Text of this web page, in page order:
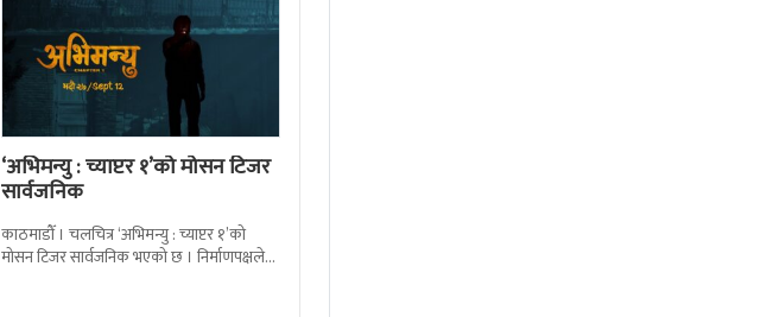
‘अभिमन्यु : च्याप्टर १’को मोसन टिजर
सार्वजनिक
काठमाडौँ । चलचित्र ‘अभिमन्यु : च्याप्टर १’को
मोसन टिजर सार्वजनिक भएको छ । निर्माणपक्षले